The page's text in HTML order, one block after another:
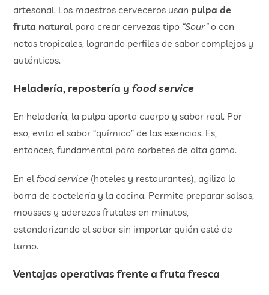
artesanal. Los maestros cerveceros usan pulpa de
fruta natural para crear cervezas tipo “Sour”o con
notas tropicales, logrando perfiles de sabor complejos y
auténticos.
Heladería, repostería yfood service
En heladería, la pulpa aporta cuerpo y sabor real. Por
eso, evita el sabor “químico” de las esencias. Es,
entonces, fundamental para sorbetes de alta gama.
En elfood service (hoteles y restaurantes), agiliza la
barra de coctelería y la cocina. Permite preparar salsas,
mousses y aderezos frutales en minutos,
estandarizando el sabor sin importar quién esté de
turno.
Ventajas operativas frente a fruta fresca